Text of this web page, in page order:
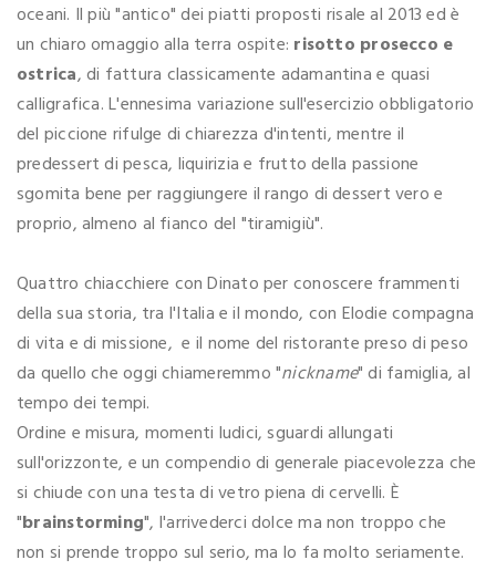
oceani. Il più "antico" dei piatti proposti risale al 2013 ed è
un chiaro omaggio alla terra ospite: risotto prosecco e
ostrica, di fattura classicamente adamantina e quasi
calligrafica. L'ennesima variazione sull'esercizio obbligatorio
del piccione rifulge di chiarezza d'intenti, mentre il
predessert di pesca, liquirizia e frutto della passione
sgomita bene per raggiungere il rango di dessert vero e
proprio, almeno al fianco del "tiramigiù".
Quattro chiacchiere con Dinato per conoscere frammenti
della sua storia, tra l'Italia e il mondo, con Elodie compagna
di vita e di missione, e il nome del ristorante preso di peso
da quello che oggi chiameremmo "nickname" di famiglia, al
tempo dei tempi.
Ordine e misura, momenti ludici, sguardi allungati
sull'orizzonte, e un compendio di generale piacevolezza che
si chiude con una testa di vetro piena di cervelli. È
"brainstorming", l'arrivederci dolce ma non troppo che
non si prende troppo sul serio, ma lo fa molto seriamente.